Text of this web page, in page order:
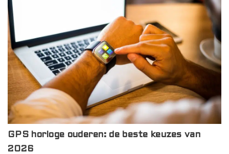
GPS horloge ouderen: de beste keuzes van
2026